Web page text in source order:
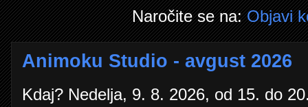
Naročite se na:Objavi
Animoku Studio - avgust 2026
Kdaj? Nedelja, 9. 8. 2026, od 15. do